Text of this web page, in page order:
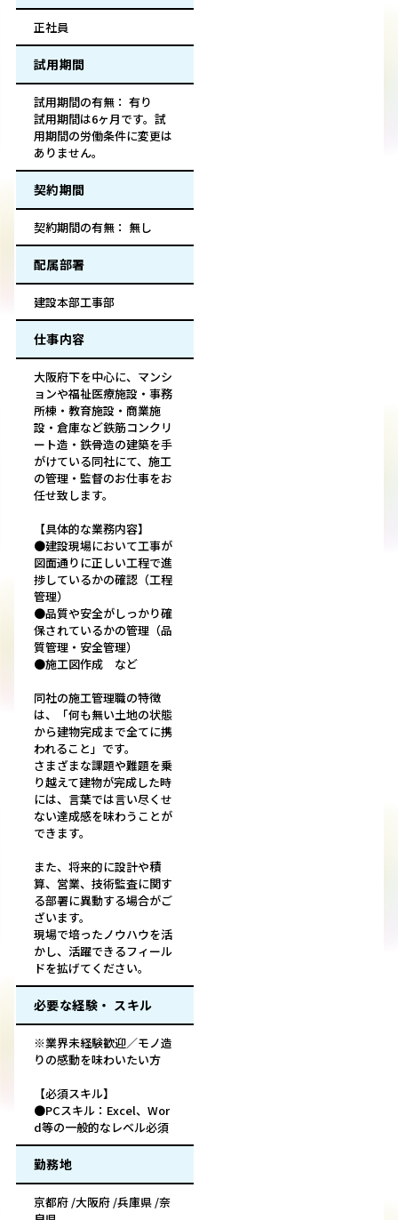
正社員
試用期間
試用期間の有無： 有り
試用期間は6ヶ月です。試
用期間の労働条件に変更は
ありません。
契約期間
契約期間の有無： 無し
配属部署
建設本部工事部
仕事内容
大阪府下を中心に、マンシ
ョンや福祉医療施設・事務
所棟・教育施設・商業施
設・倉庫など鉄筋コンクリ
ート造・鉄骨造の建築を手
がけている同社にて、施工
の管理・監督のお仕事をお
任せ致します。
【具体的な業務内容】
●建設現場において工事が
図面通りに正しい工程で進
捗しているかの確認（工程
管理）
●品質や安全がしっかり確
保されているかの管理（品
質管理・安全管理）
●施工図作成 など
同社の施工管理職の特徴
は、「何も無い土地の状態
から建物完成まで全てに携
われること」です。
さまざまな課題や難題を乗
り越えて建物が完成した時
には、言葉では言い尽くせ
ない達成感を味わうことが
できます。
また、将来的に設計や積
算、営業、技術監査に関す
る部署に異動する場合がご
ざいます。
現場で培ったノウハウを活
かし、活躍できるフィール
ドを拡げてください。
必要な経験・ スキル
※業界未経験歓迎／モノ造
りの感動を味わいたい方
【必須スキル】
●PCスキル：Excel、Wor
d等の一般的なレベル必須
勤務地
京都府 /大阪府 /兵庫県 /奈